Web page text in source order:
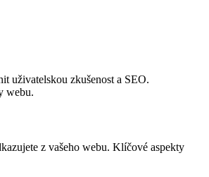
uživatelskou zkušenost a SEO.
webu.
z vašeho webu. Klíčové aspekty